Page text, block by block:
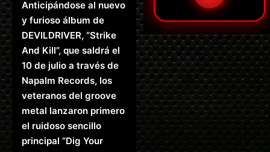
Anticipándose al nuevo
y furioso álbum de
DEVILDRIVER, “Strike
And Kill”, que saldrá el
10 de julio a través de
Napalm Records, los
veteranos del groove
metal lanzaron primero
el ruidoso sencillo
principal “Dig Your